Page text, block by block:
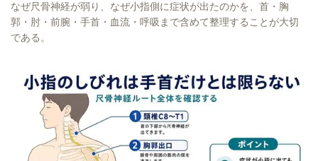
なぜ尺骨神経が弱り、なぜ小指側に症状が出たのかを、首・胸
郭・肘・前腕・手首・血流・呼吸まで含めて整理することが大切
である。